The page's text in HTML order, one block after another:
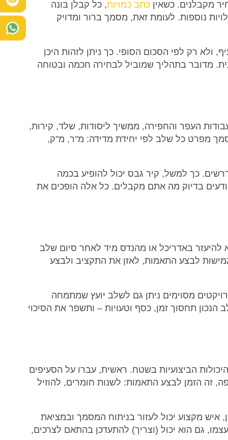
מקבלנים. כשאין כתב כמויות, כל קבלן בונה
נוספות. לעומת זאת, מסמך ברור ומדויק
רק לפי הסכום הסופי. כך ניתן לזהות היכן
מדובר בתהליך שמוביל לבחירה חכמה ובטוחה
העפר והחפירה, ממשיך ליסודות, שלד, קירות,
מפרט כל שלב לפי יחידת מדידה: מ"ר, מ"ק,
כך למשל, קיר גבס יכול להופיע בכמה
בדיוק מה אתם מקבלים. כל אלה הופכים את
באדריכל או מהנדס מיד לאחר סיום שלב
לבצע התאמות, לאזן את התקציב ולבצע
מסוימים ניתן גם לשלב יועץ שמתמחה
תחסוך זמן, כסף וטעויות – ותשפר את הסיכוי
הביצועיות בשטח. ראשית, עברו על הסעיפים
זה הזמן לבצע התאמות: לשנות חומרים, להוזיל
איש מקצוע יכול לעזור בניתוח המסמך ובמציאת
גם הוא יכול (וצריך) להתעדכן בהתאם לצרכים,